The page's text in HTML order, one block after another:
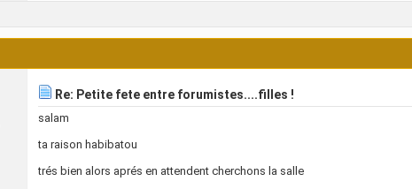
Re: Petite fete entre forumistes....filles !
salam
ta raison habibatou
trés bien alors aprés en attendent cherchons la salle